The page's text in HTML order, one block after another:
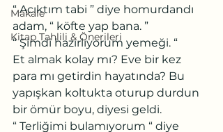
Makale
Kitap Tahlili & Önerileri
“ Acıktım tabi ” diye homurdandı
adam, “ köfte yap bana. ”
“ Şimdi hazırlıyorum yemeği. “
Et almak kolay mı? Eve bir kez
para mı getirdin hayatında? Bu
yapışkan koltukta oturup durdun
bir ömür boyu, diyesi geldi.
“ Terliğimi bulamıyorum “ diye